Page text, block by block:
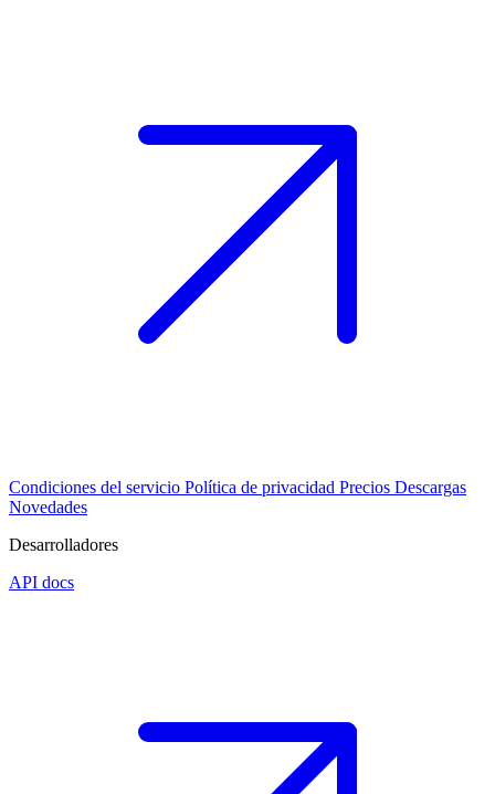
Condiciones del servicio Política de privacidad Precios Descargas
Novedades
Desarrolladores
API docs